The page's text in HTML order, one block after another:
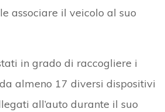
associare il veicolo al suo
in grado di raccogliere i
almeno 17 diversi dispositivi
all’auto durante il suo